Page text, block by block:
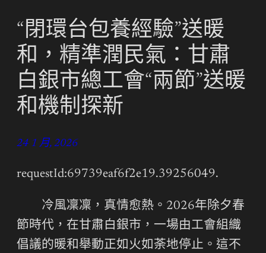
“閉環台包養經驗”送暖
和，精準潤民氣：甘肅
白銀市總工會“兩節”送暖
和機制探新
24 1 月, 2026
requestId:69739eaf6f2e19.39256049.
冷風凜凜，真情愈熱。2026年除夕春
節時代，在甘肅白銀市，一場由工會組織
倡議的暖和舉動正如火如荼地停止。這不